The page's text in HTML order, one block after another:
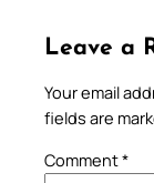
Leave a
Your email
fields are
Comment*